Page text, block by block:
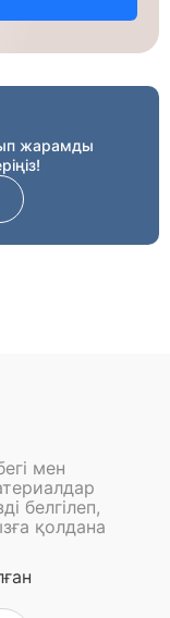
жарамды
мен
белгілеп,
қолдана